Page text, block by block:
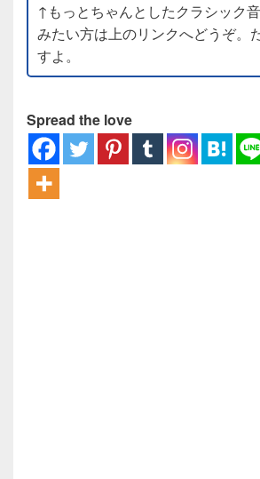
↑もっとちゃんとしたクラシック
みたい方は上のリンクへどうぞ。
すよ。
Spread the love